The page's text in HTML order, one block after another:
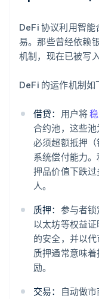
DeFi 协议利用智
易。那些曾经依赖
机制，现在已被写
DeFi 的运作机制如
借贷： 用户将
合约池，这些
必须超额抵押
系统偿付能力
押品价值下跌
人。
质押： 参与者
以太坊等权益
的安全，并以代
质押通常意味
励。
交易：
自动做